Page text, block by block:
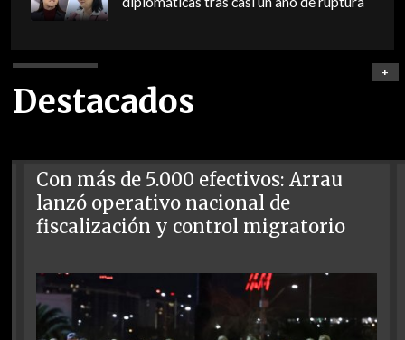
Destacados
+
Con más de 5.000 efectivos: Arrau
lanzó operativo nacional de
fiscalización y control migratorio